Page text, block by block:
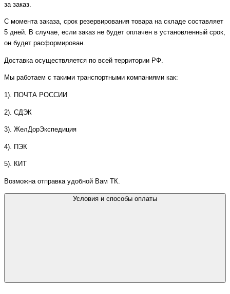
за заказ.
С момента заказа, срок резервирования товара на складе составляет
5 дней. В случае, если заказ не будет оплачен в установленный срок,
он будет расформирован.
Доставка осуществляется по всей территории РФ.
Мы работаем с такими транспортными компаниями как:
1). ПОЧТА РОССИИ
2). СДЭК
3). ЖелДорЭкспедиция
4). ПЭК
5). КИТ
Возможна отправка удобной Вам ТК.
Условия и способы оплаты